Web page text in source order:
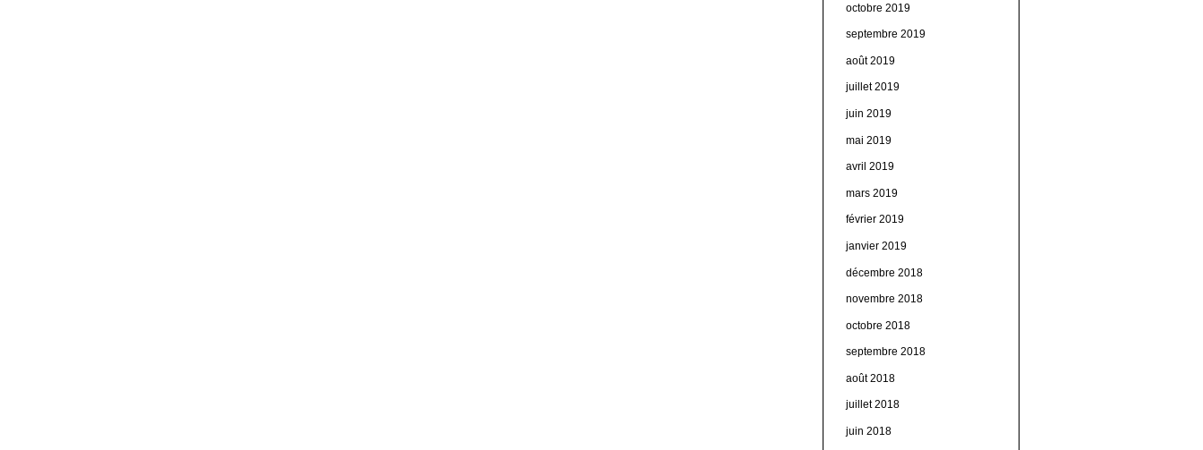
octobre 2019
septembre 2019
août 2019
juillet 2019
juin 2019
mai 2019
avril 2019
mars 2019
février 2019
janvier 2019
décembre 2018
novembre 2018
octobre 2018
septembre 2018
août 2018
juillet 2018
juin 2018